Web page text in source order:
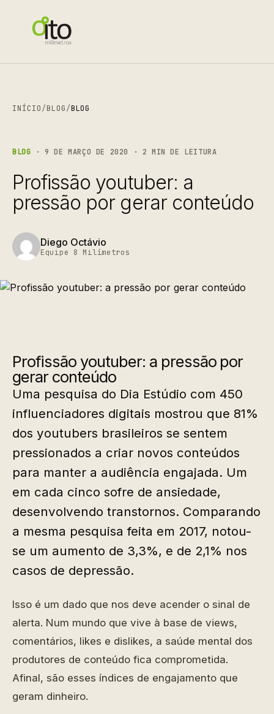
INÍCIO/BLOG/BLOG
BLOG · 9 DE MARÇO DE 2020 · 2 MIN DE LEITURA
Profissão youtuber: a
pressão por gerar conteúdo
Diego Octávio
Equipe 8 Milímetros
Profissão youtuber: a pressão por
gerar conteúdo
Uma pesquisa do Dia Estúdio com 450
influenciadores digitais mostrou que 81%
dos youtubers brasileiros se sentem
pressionados a criar novos conteúdos
para manter a audiência engajada. Um
em cada cinco sofre de ansiedade,
desenvolvendo transtornos. Comparando
a mesma pesquisa feita em 2017, notou-
se um aumento de 3,3%, e de 2,1% nos
casos de depressão.
Isso é um dado que nos deve acender o sinal de
alerta. Num mundo que vive à base de views,
comentários, likes e dislikes, a saúde mental dos
produtores de conteúdo fica comprometida.
Afinal, são esses índices de engajamento que
geram dinheiro.